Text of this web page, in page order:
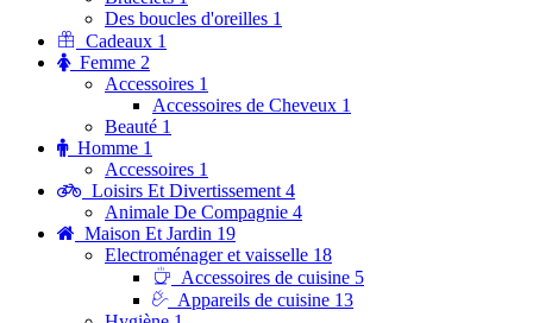
Des boucles d'oreilles 1
Cadeaux 1
Femme 2
Accessoires 1
Accessoires de Cheveux 1
Beauté 1
Homme 1
Accessoires 1
Loisirs Et Divertissement 4
Animale De Compagnie 4
Maison Et Jardin 19
Electroménager et vaisselle 18
Accessoires de cuisine 5
Appareils de cuisine 13